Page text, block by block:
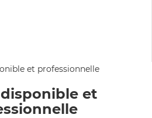
et